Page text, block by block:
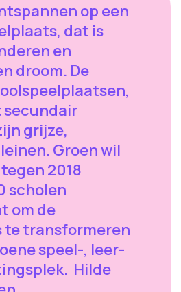
op een
dat is
en
droom. De
secundair
grijze,
Groen wil
2018
scholen
om de
te transformeren
speel-, leer-
Hilde